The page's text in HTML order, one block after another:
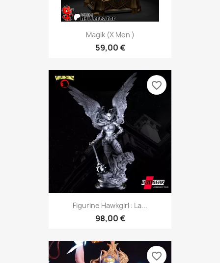
Magik (X Men )
59,00 €
Figurine Hawkgirl : La...
98,00 €
favorite_border
favorite_border